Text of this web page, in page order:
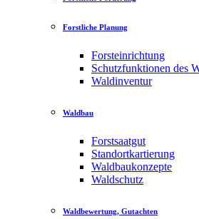
Forstliche Planung
Forsteinrichtung
Schutzfunktionen des
Waldinventur
Waldbau
Forstsaatgut
Standortkartierung
Waldbaukonzepte
Waldschutz
Waldbewertung, Gutachten